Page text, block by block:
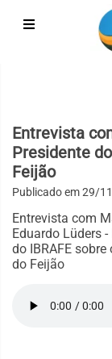
Entrevista
Presidente
Feijão
Publicado em29/
Entrevista com
Eduardo Lüders
do IBRAFE
do Feijão